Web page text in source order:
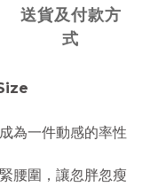
送貨及付款方
式
為一件動感的率性
腰圍，讓忽胖忽瘦